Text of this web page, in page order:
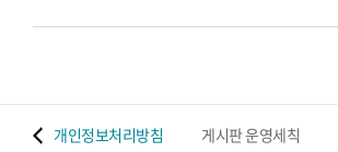
개인정보처리방침 게시판 운영세칙